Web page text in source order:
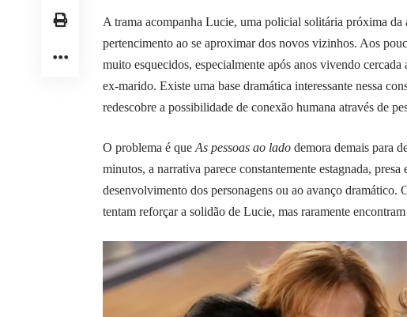
A trama acompanha Lucie, uma policial solitária próxima da
pertencimento ao se aproximar dos novos vizinhos. Aos
muito esquecidos, especialmente após anos vivendo
ex-marido. Existe uma base dramática interessante nessa
redescobre a possibilidade de conexão humana através de
O problema é que As pessoas ao lado demora demais para
minutos, a narrativa parece constantemente estagnada,
desenvolvimento dos personagens ou ao avanço dramático.
tentam reforçar a solidão de Lucie, mas raramente